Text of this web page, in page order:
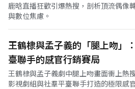
鹿晗直播狂歡引爆熱搜，剖析頂流偶像
與數位焦慮。
王鶴棣與孟子義的「腿上吻」
臺聯手的感官行銷賽局
王鶴棣與孟子義劇中腿上吻畫面衝上熱
影視劇組與社羣平臺聯手打造的極限感